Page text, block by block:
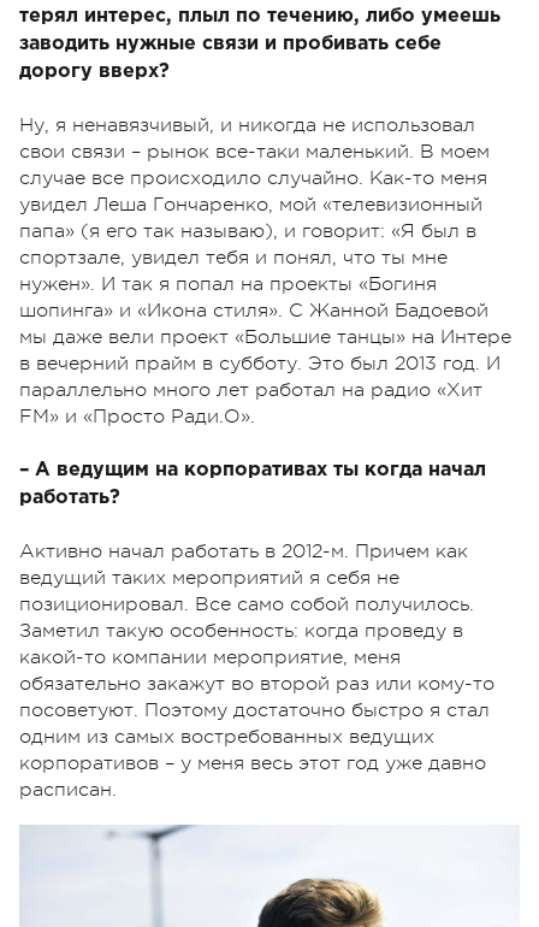
терял интерес, плыл по течению, либо умеешь
заводить нужные связи и пробивать себе
дорогу вверх?
Ну, я ненавязчивый, и никогда не использовал
свои связи – рынок все-таки маленький. В моем
случае все происходило случайно. Как-то меня
увидел Леша Гончаренко, мой «телевизионный
папа» (я его так называю), и говорит: «Я был в
спортзале, увидел тебя и понял, что ты мне
нужен». И так я попал на проекты «Богиня
шопинга» и «Икона стиля». С Жанной Бадоевой
мы даже вели проект «Большие танцы» на Интере
в вечерний прайм в субботу. Это был 2013 год. И
параллельно много лет работал на радио «Хит
FM» и «Просто Ради.О».
– А ведущим на корпоративах ты когда начал
работать?
Активно начал работать в 2012-м. Причем как
ведущий таких мероприятий я себя не
позиционировал. Все само собой получилось.
Заметил такую особенность: когда проведу в
какой-то компании мероприятие, меня
обязательно закажут во второй раз или кому-то
посоветуют. Поэтому достаточно быстро я стал
одним из самых востребованных ведущих
корпоративов – у меня весь этот год уже давно
расписан.